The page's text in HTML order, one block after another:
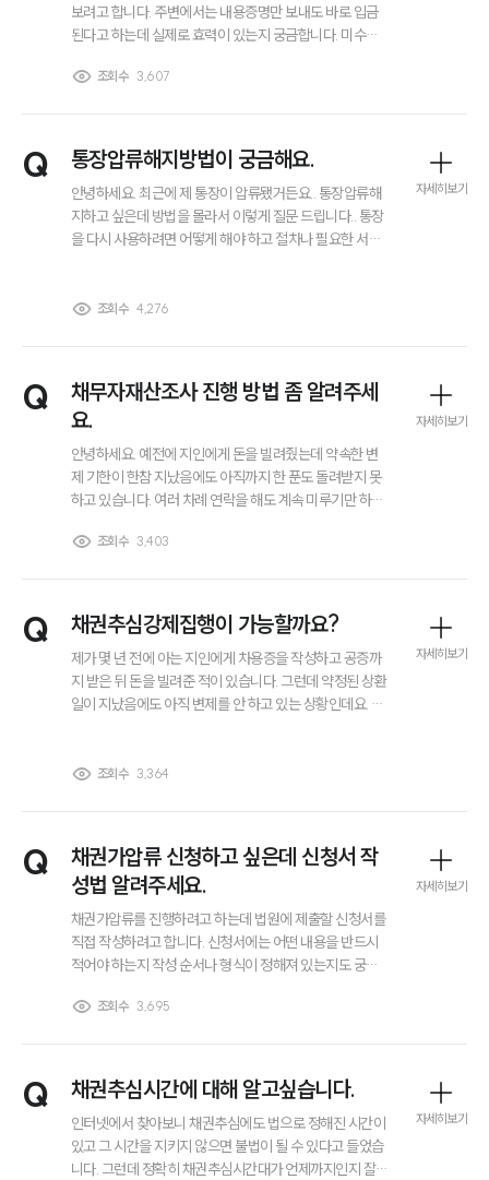
그룹소개
대륜의 강점
오시는 길
글로벌 파트너 로펌
고객의 소리
주요 업무사례
법률지식인
고객후기
전체
구성원 소개
언론보도
법률 블로그
법률서식
뉴스레터/브로슈어
세미나
대륜법률상담예약
보려고 합니다. 주변에서는 내용증명만 보내도 바로 입금
된다고 하는데 실제로 효력이 있는지 궁금합니다. 미수금
다.
조회수 3,607
Q 통장압류해지방법이 궁금해요.
안녕하세요. 최근에 제 통장이 압류됐거든요.. 통장압류해
지하고 싶은데 방법을 몰라서 이렇게 질문 드립니다.. 통장
을 다시 사용하려면 어떻게 해야 하고 절차나 필요한 서류
조회수 4,276
자세히보기
Q
채무자재산조사 진행 방법 좀 알려주세
요.
안녕하세요. 예전에 지인에게 돈을 빌려줬는데 약속한 변
제 기한이 한참 지났음에도 아직까지 한 푼도 돌려받지 못
하고 있습니다. 여러 차례 연락을 해도 계속 미루기만 하고,
보입니다. 소송을 진행해도 실제로 받을 수 있는 돈이 있는
조회수 3,403
자세히보기
Q 채권추심강제집행이 가능할까요?
제가 몇 년 전에 아는 지인에게 차용증을 작성하고 공증까
지 받은 뒤 돈을 빌려준 적이 있습니다. 그런데 약정된 상환
일이 지났음에도 아직 변제를 안 하고 있는 상황인데요. 이
조회수 3,364
자세히보기
Q
채권가압류 신청하고 싶은데 신청서 작
성법 알려주세요.
채권가압류를 진행하려고 하는데 법원에 제출할 신청서를
직접 작성하려고 합니다. 신청서에는 어떤 내용을 반드시
적어야 하는지 작성 순서나 형식이 정해져 있는지도 궁금
해야 하고 가압류할 채권이나 신청 취지, 이유 같은 부분은
조회수 3,695
자세히보기
Q 채권추심시간에 대해 알고싶습니다.
인터넷에서 찾아보니 채권추심에도 법으로 정해진 시간이
있고 그 시간을 지키지 않으면 불법이 될 수 있다고 들었습
니다. 그런데 정확히 채권추심시간대가 언제까지인지 잘
자세히보기